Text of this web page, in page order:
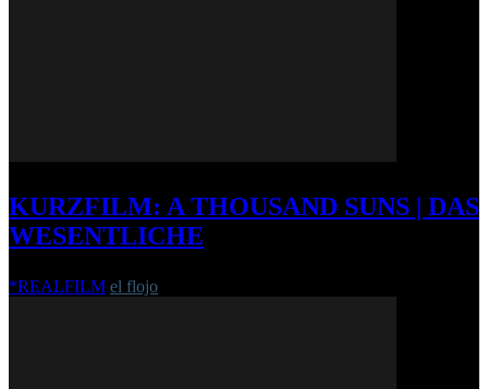
KURZFILM: A THOUSAND SUNS | DAS
WESENTLICHE
*REALFILM el flojo